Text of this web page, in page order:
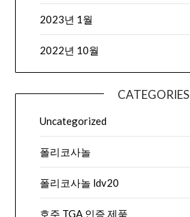
2023년 1월
2022년 10월
CATEGORIES
Uncategorized
폴리코사놀
폴리코사놀 ldv20
호주 TGA 인증 제품